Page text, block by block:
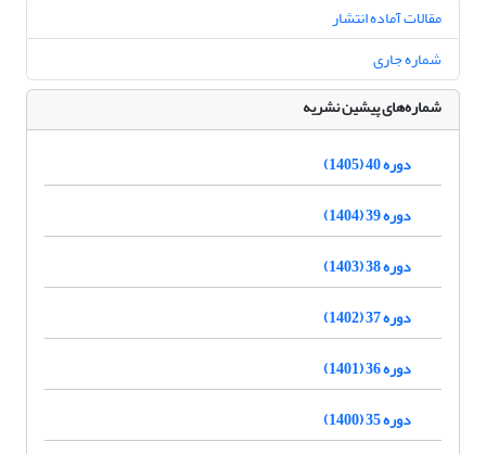
مقالات آماده انتشار
شماره جاری
شماره‌های پیشین نشریه
دوره 40 (1405)
دوره 39 (1404)
دوره 38 (1403)
دوره 37 (1402)
دوره 36 (1401)
دوره 35 (1400)